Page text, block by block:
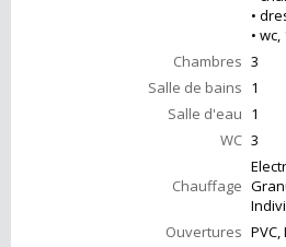
•
• wc,
Chambres 3
Salle de bains 1
Salle d'eau 1
WC 3
Chauffage
Ouvertures